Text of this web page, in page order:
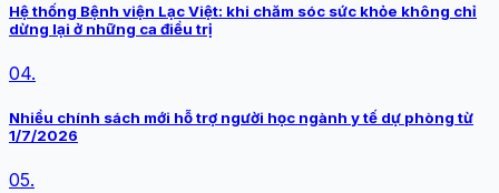
Hệ thống Bệnh viện Lạc Việt: khi chăm sóc sức khỏe không chỉ
dừng lại ở những ca điều trị
04.
Nhiều chính sách mới hỗ trợ người học ngành y tế dự phòng từ
1/7/2026
05.